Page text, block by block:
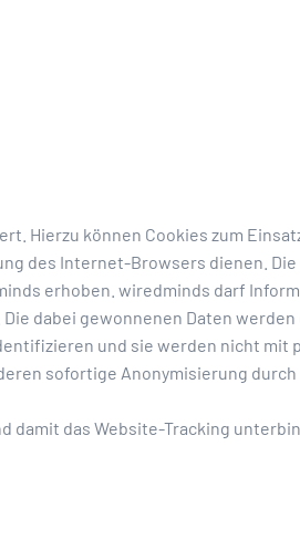
Hierzu können Cookies zum
des Internet-Browsers dienen.
erhoben. wiredminds darf
dabei gewonnenen Daten
und sie werden nicht mit
sofortige Anonymisierung
das Website-Tracking